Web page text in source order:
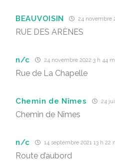
BEAUVOISIN 24 novembre
RUE DES ARÈNES
n/c 24 novembre 2022 3 h 44
Rue de La Chapelle
Chemin de Nîmes 24
Chemin de Nîmes
n/c 14 septembre 2021 13 h 22
Route d’aubord